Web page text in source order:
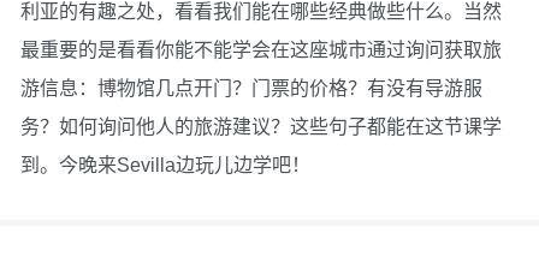
利亚的有趣之处，看看我们能在哪些经典做些什么。当然
最重要的是看看你能不能学会在这座城市通过询问获取旅
游信息：博物馆几点开门？门票的价格？有没有导游服
务？如何询问他人的旅游建议？这些句子都能在这节课学
到。今晚来Sevilla边玩儿边学吧！